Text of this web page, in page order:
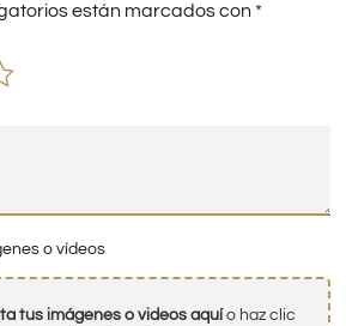
están marcados con *
o vídeos
tus imágenes o videos aquío haz clic